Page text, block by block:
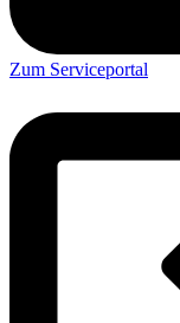
Zum Serviceportal